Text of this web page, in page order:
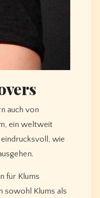
auch von
ein weltweit
wie
für Klums
sowohl Klums als